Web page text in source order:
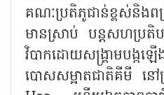
គណៈប្រតិភូជាន់ខ្ពស់និងព
មានស្រាប់ បន្តសហប្រតិប
វិបាកដោយសង្គ្រាមបង្កឡើ
បោសសម្អាតជាតិគីមី ន